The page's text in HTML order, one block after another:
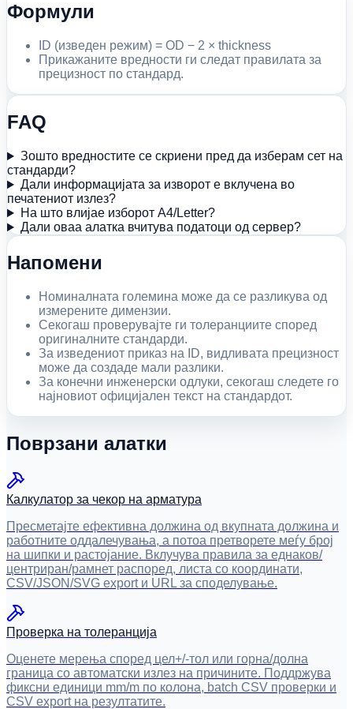
Формули
ID (изведен режим) = OD − 2 × thickness
Прикажаните вредности ги следат правилата за
прецизност по стандард.
FAQ
Зошто вредностите се скриени пред да изберам сет на
стандарди?
Дали информацијата за изворот е вклучена во
печатениот излез?
На што влијае изборот A4/Letter?
Дали оваа алатка вчитува податоци од сервер?
Напомени
Номиналната големина може да се разликува од
измерените димензии.
Секогаш проверувајте ги толеранциите според
оригиналните стандарди.
За изведениот приказ на ID, видливата прецизност
може да создаде мали разлики.
За конечни инженерски одлуки, секогаш следете го
најновиот официјален текст на стандардот.
Поврзани алатки
Калкулатор за чекор на арматура
Пресметајте ефективна должина од вкупната должина и
работните оддалечувања, а потоа претворете меѓу број
на шипки и растојание. Вклучува правила за еднаков/
центриран/рамнет распоред, листа со координати,
CSV/JSON/SVG export и URL за споделување.
Проверка на толеранција
Оценете мерења според цел+/-тол или горна/долна
граница со автоматски излез на причините. Поддржува
фиксни единици mm/m по колона, batch CSV проверки и
CSV export на резултатите.